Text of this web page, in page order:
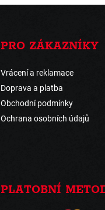
PRO ZÁKAZNÍKY
Vrácení a reklamace
Doprava a platba
Obchodní podmínky
Ochrana osobních údajů
PLATOBNÍ